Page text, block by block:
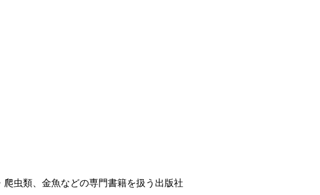
虫類、金魚などの専門書籍を扱う出版社